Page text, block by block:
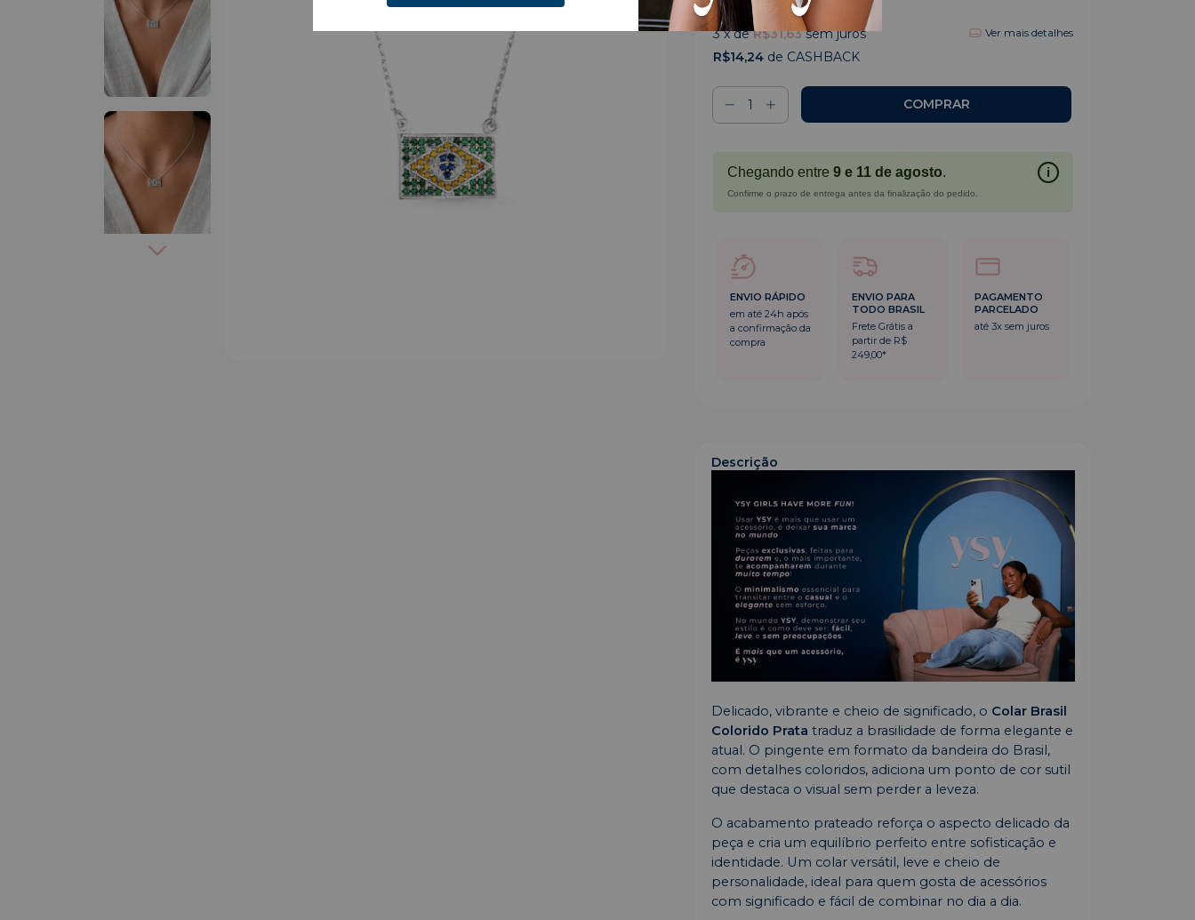
R$94,90
3 x deR$31,63 sem juros Ver mais detalhes
R$14,24 de CASHBACK
Chegando entre 9 e 11 de agosto. i
Confirme o prazo de entrega antes da finalização do pedido.
ENVIO RÁPIDO
em até 24h após
a confirmação da
compra
ENVIO PARA
TODO BRASIL
Frete Grátis a
partir de R$
249,00*
PAGAMENTO
PARCELADO
até 3x sem juros
Descrição
Delicado, vibrante e cheio de significado, o Colar Brasil
Colorido Prata traduz a brasilidade de forma elegante e
atual. O pingente em formato da bandeira do Brasil,
com detalhes coloridos, adiciona um ponto de cor sutil
que destaca o visual sem perder a leveza.
O acabamento prateado reforça o aspecto delicado da
peça e cria um equilíbrio perfeito entre sofisticação e
identidade. Um colar versátil, leve e cheio de
personalidade, ideal para quem gosta de acessórios
com significado e fácil de combinar no dia a dia.